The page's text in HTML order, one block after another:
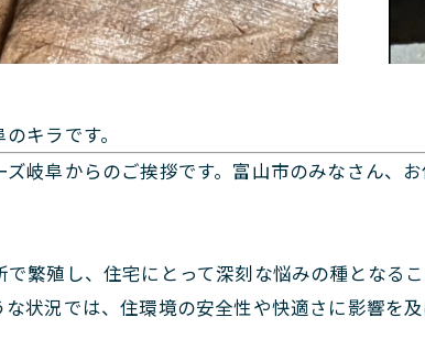
キラです。
岐阜からのご挨拶です。富山市のみなさん、
繁殖し、住宅にとって深刻な悩みの種となる
状況では、住環境の安全性や快適さに影響を及